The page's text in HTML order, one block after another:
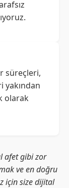
süreçleri,
yakından
olarak
afet gibi zor
ve en doğru
için size dijital